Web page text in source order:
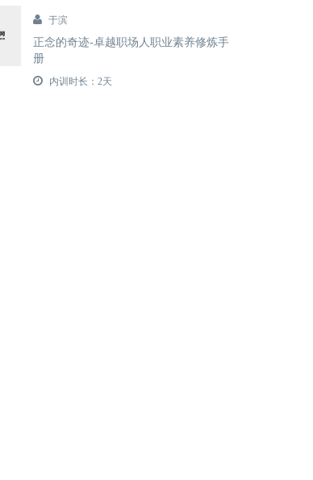
于滨
正念的奇迹-卓越职场人职业素养修炼手
册
内训时长：2天